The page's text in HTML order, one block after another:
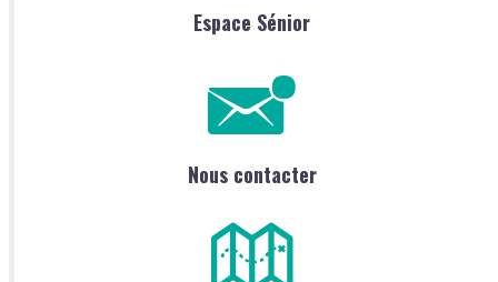
Espace Sénior
Nous contacter